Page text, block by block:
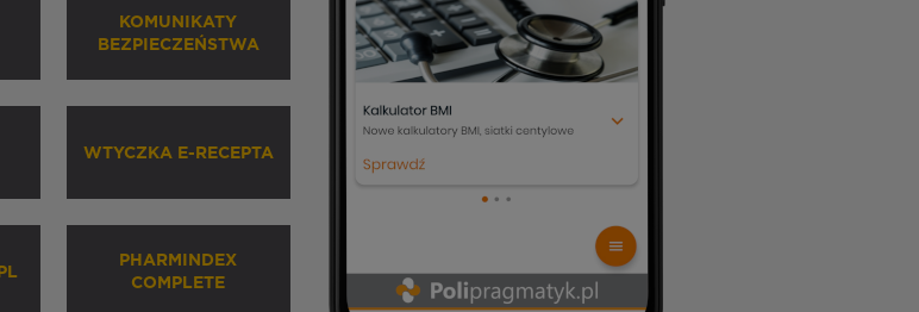
KOMUNIKATY
BEZPIECZEŃSTWA
WTYCZKA E-RECEPTA
PHARMINDEX
COMPLETE